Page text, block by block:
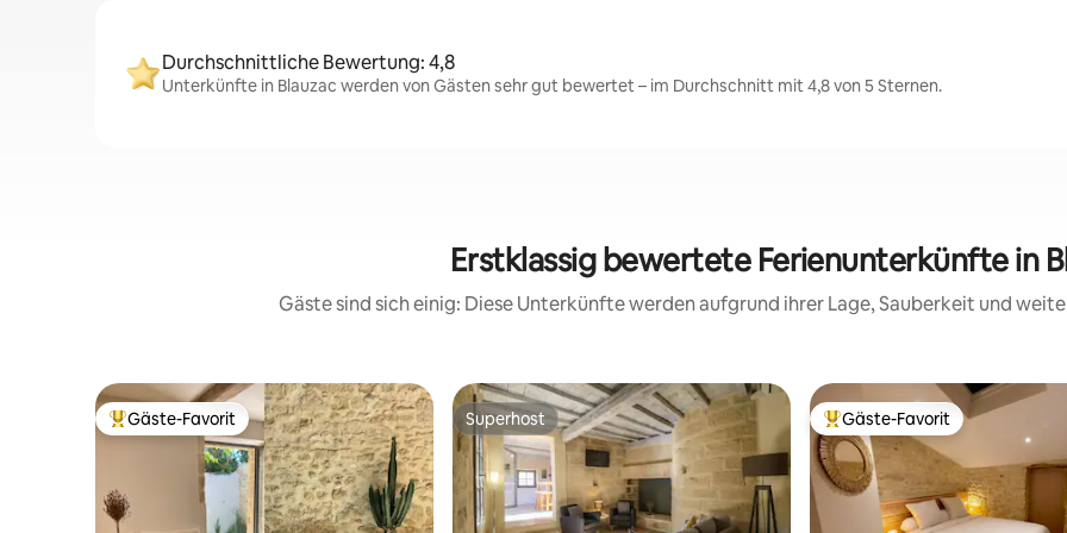
Durchschnittliche Bewertung: 4,8
Unterkünfte in Blauzac werden von Gästen sehr gut bewertet – im Durchschnitt mit 4,8 von 5 Sternen.
Erstklassig bewertete Ferienunterkünfte in
Gäste sind sich einig: Diese Unterkünfte werden aufgrund ihrer Lage, Sauberkeit und
Beliebter Gäste-Favorit.
Gäste-Favorit Superhost
Superhost Beliebter Gäste-Favorit.
Gäste-Favorit